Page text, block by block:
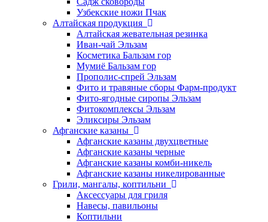
Узбекские ножи Пчак
Алтайская продукция
Алтайская жевательная резинка
Иван-чай Эльзам
Косметика Бальзам гор
Мумиё Бальзам гор
Прополис-спрей Эльзам
Фито и травяные сборы Фарм-продукт
Фито-ягодные сиропы Эльзам
Фитокомплексы Эльзам
Эликсиры Эльзам
Афганские казаны
Афганские казаны двухцветные
Афганские казаны черные
Афганские казаны комби-никель
Афганские казаны никелированные
Грили, мангалы, коптильни
Аксессуары для гриля
Навесы, павильоны
Коптильни